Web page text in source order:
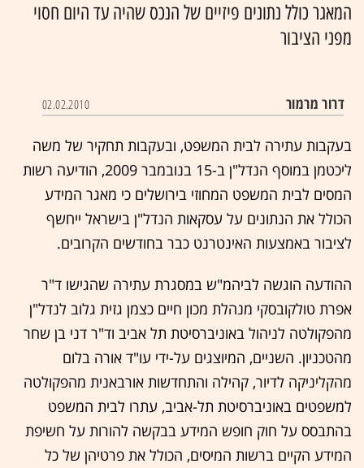
המאגר כולל נתונים פיזיים של הנכס שהיה עד היום חסוי
מפני הציבור
דרור מרמור 02.02.2010
בעקבות עתירה לבית המשפט, ובעקבות תחקיר של משה
ליכטמן במוסף הנדל"ן ב-15 בנובמבר 2009
, הודיעה רשות
המסים לבית המשפט המחוזי בירושלים כי מאגר המידע
הכולל את הנתונים על עסקאות הנדל"ן בישראל ייחשף
לציבור באמצעות האינטרנט כבר בחודשים הקרובים.
ההודעה הוגשה לביהמ"ש במסגרת עתירה שהגישו ד"ר
אפרת טולקובסקי מנהלת מכון חיים כצמן גזית גלוב לנדל"ן
מהפקולטה לניהול באוניברסיטת תל אביב וד"ר דני בן שחר
מהטכניון. השניים, המיוצגים על-ידי עו"ד אורה בלום
מהקליניקה לדיור, קהילה והתחדשות אורבאנית מהפקולטה
למשפטים באוניברסיטת תל-אביב, עתרו לבית המשפט
בהתבסס על חוק חופש המידע בבקשה להורות על חשיפת
המידע הקיים ברשות המיסים, הכולל את פרטיהן של כל